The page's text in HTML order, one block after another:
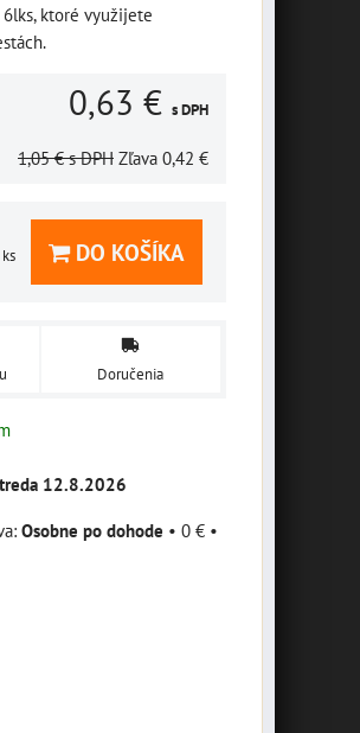
ktoré využijete
0,63 € s DPH
1,05 € s DPH Zľava 0,42 €
ks DO KOŠÍKA
Doručenia
12.8.2026
Osobne po dohode • 0 € •